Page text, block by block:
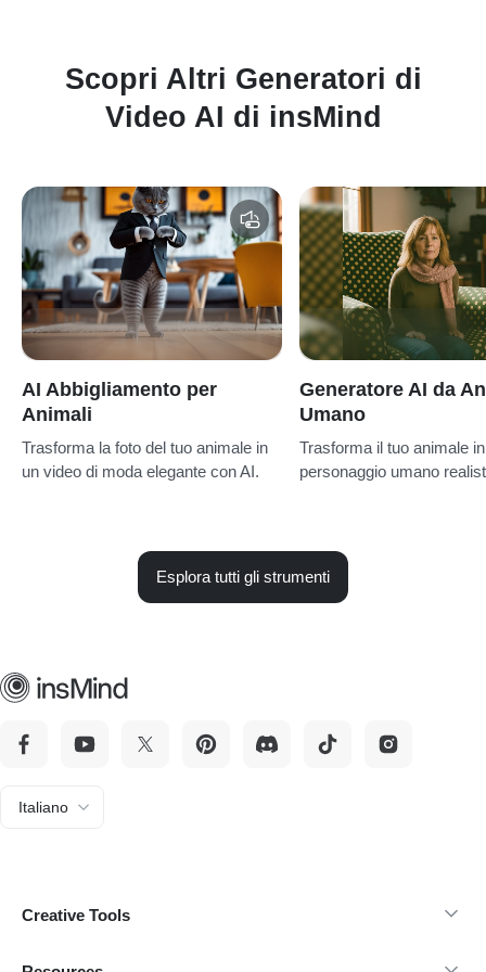
Scopri Altri Generatori di
Video AI di insMind
AI Abbigliamento per
Animali
Trasforma la foto del tuo animale in
un video di moda elegante con AI.
Generatore AI da
Umano
Trasforma il tuo animale
personaggio umano
Esplora tutti gli strumenti
Italiano
Creative Tools